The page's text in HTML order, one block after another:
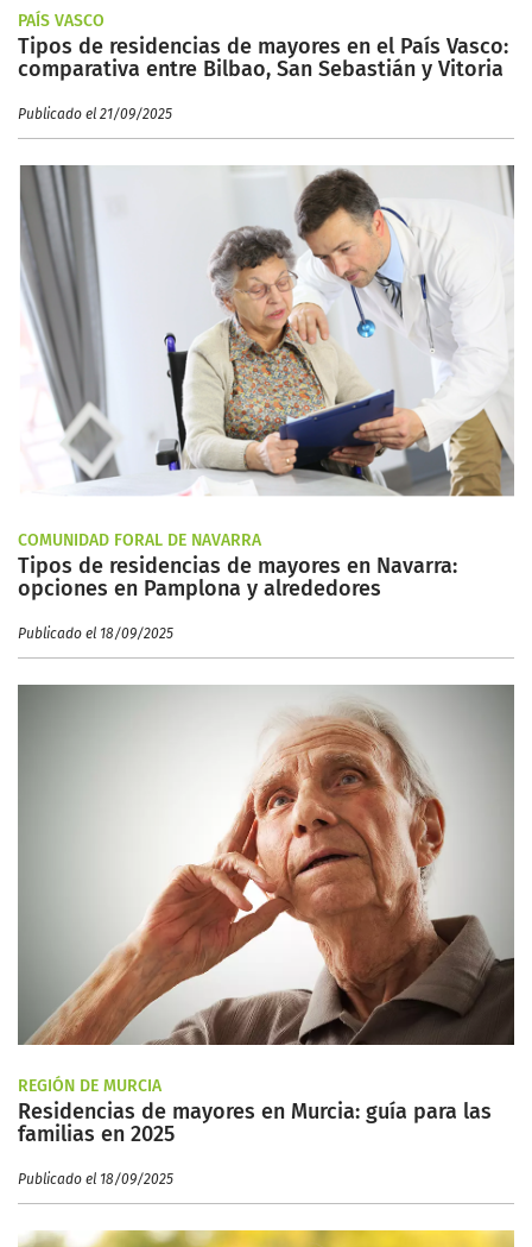
PAÍS VASCO
Tipos de residencias de mayores en el País Vasco:
comparativa entre Bilbao, San Sebastián y Vitoria
Publicado el 21/09/2025
COMUNIDAD FORAL DE NAVARRA
Tipos de residencias de mayores en Navarra:
opciones en Pamplona y alrededores
Publicado el 18/09/2025
REGIÓN DE MURCIA
Residencias de mayores en Murcia: guía para las
familias en 2025
Publicado el 18/09/2025